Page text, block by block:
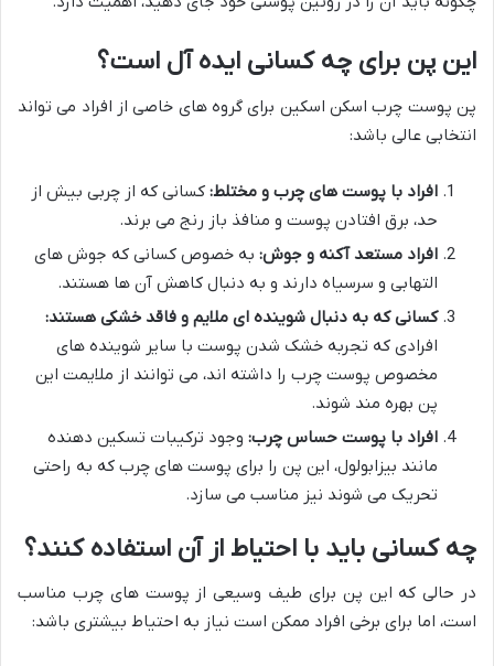
این پن برای چه کسانی ایده آل است؟
پن پوست چرب اسکن اسکین برای گروه های خاصی از افراد می تواند
انتخابی عالی باشد:
افراد با پوست های چرب و مختلط: کسانی که از چربی بیش از
حد، برق افتادن پوست و منافذ باز رنج می برند.
افراد مستعد آکنه و جوش: به خصوص کسانی که جوش های
التهابی و سرسیاه دارند و به دنبال کاهش آن ها هستند.
کسانی که به دنبال شوینده ای ملایم و فاقد خشکی هستند:
افرادی که تجربه خشک شدن پوست با سایر شوینده های
مخصوص پوست چرب را داشته اند، می توانند از ملایمت این
پن بهره مند شوند.
افراد با پوست حساس چرب: وجود ترکیبات تسکین دهنده
مانند بیزابولول، این پن را برای پوست های چرب که به راحتی
تحریک می شوند نیز مناسب می سازد.
چه کسانی باید با احتیاط از آن استفاده کنند؟
در حالی که این پن برای طیف وسیعی از پوست های چرب مناسب
است، اما برای برخی افراد ممکن است نیاز به احتیاط بیشتری باشد: